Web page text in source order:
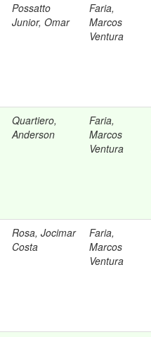
Possatto
Junior, Omar
Faria,
Marcos
Ventura
Quartiero,
Anderson
Faria,
Marcos
Ventura
Rosa, Jocimar
Costa
Faria,
Marcos
Ventura